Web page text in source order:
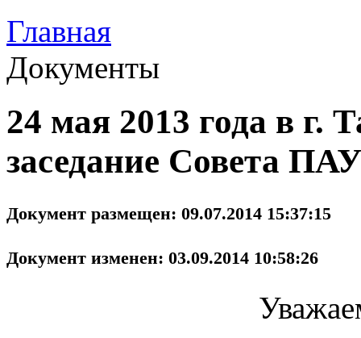
Главная
Документы
24 мая 2013 года в г.
заседание Совета
Документ размещен: 09.07.2014 15:37:15
Документ изменен: 03.09.2014 10:58:26